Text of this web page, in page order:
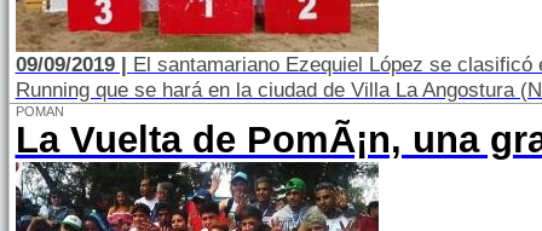
09/09/2019 | El santamariano Ezequiel López se clasificó
Running que se hará en la ciudad de Villa La Angostura
POMAN
La Vuelta de PomÃ¡n, una